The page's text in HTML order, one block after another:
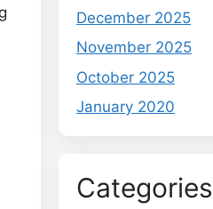
December 2025
November 2025
October 2025
January 2020
Categories